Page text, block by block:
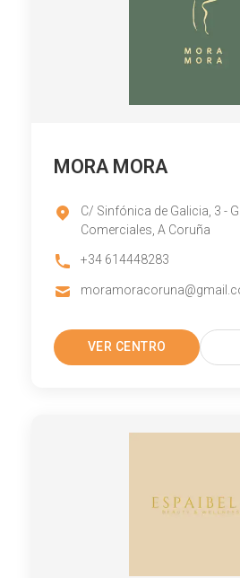
MORA MORA
C/ Sinfónica de Galicia, 3 -
Comerciales, A Coruña
+34 614448283
VER CENTRO